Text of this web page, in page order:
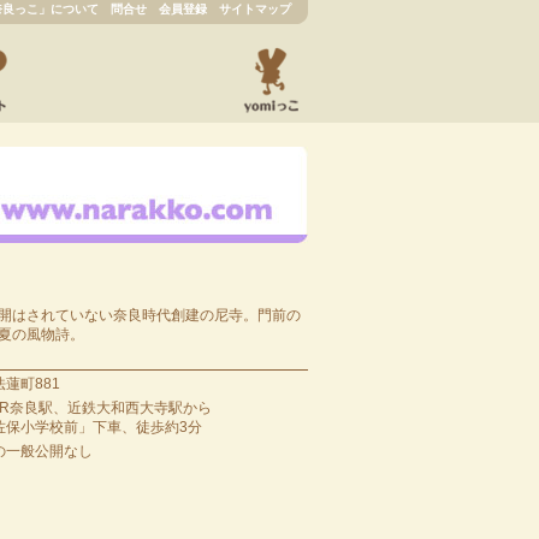
良っこ」について 問合せ 会員登録 サイトマップ
はされていない奈良時代創建の尼寺。門前の
の風物詩。
蓮町881
奈良駅、近鉄大和西大寺駅から
保小学校前」下車、徒歩約3分
般公開なし